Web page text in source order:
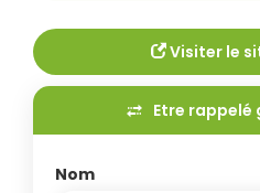
Visiter le
Etre
Nom